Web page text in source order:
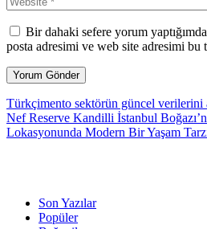
Bir dahaki sefere yorum
posta adresimi ve web site adresimi bu
Türkçimento sektörün güncel verilerini
Nef Reserve Kandilli İstanbul
Lokasyonunda Modern Bir Yaşam
Son Yazılar
Popüler